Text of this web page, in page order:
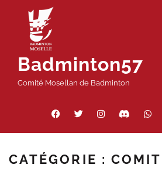
contenu
Badminton57
Comité Mosellan de Badminton
Facebook
Twitter Instagram
CATÉGORIE :